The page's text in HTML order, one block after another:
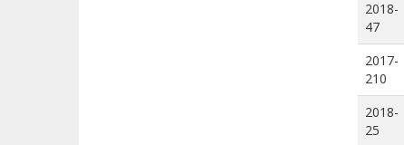
2018-
47
2017-
210
2018-
25